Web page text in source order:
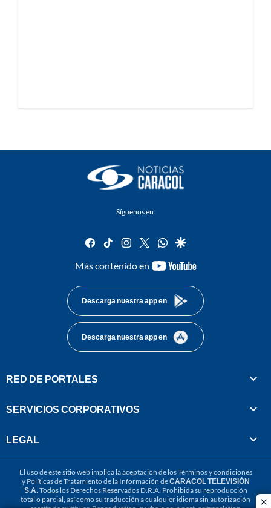
Síguenos en:
facebook
tiktok instagram
twitterwhatsapp
google
Más contenido en
youtube-
Descarga nuestra app en
Descarga nuestra app en
RED DE PORTALES
SERVICIOS CORPORATIVOS
LEGAL
El uso de este sitio web implica la aceptación de losTérminos y condiciones
y Políticas de Tratamiento de la Información deCARACOL TELEVISIÓN
S.A.Todos los Derechos Reservados D.R.A. Prohibida su reproducción
total o parcial, así como su traducción a cualquier idioma sin autorización